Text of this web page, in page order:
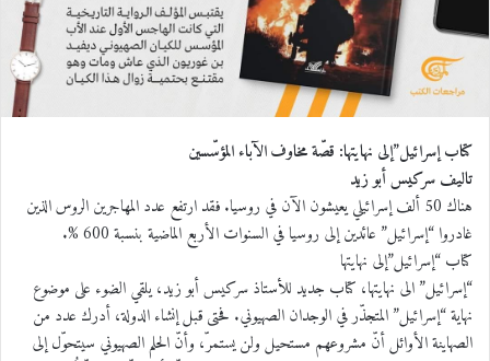
ك
د
إ
ن
b
r
ي
ر
ي
س
ت
d
i
t
ا
ب
كتاب إسرائيل”إلى نهايتها: قصّة مخاوف الآباء المؤسّسين
تاليف سركيس أبو زيد
هناك 50 ألف إسرائيلي يعيشون الآن في روسيا. فقد ارتفع عدد المهاجرين الروس الذين
غادروا “إسرائيل” عائدين إلى روسيا في السنوات الأربع الماضية بنسبة 600 %.
كتاب “إسرائيل”إلى نهايتها
“إسرائيل” الى نهايتها، كتاب جديد للأستاذ سركيس أبو زيد، يلقي الضوء على موضوع
نهاية “إسرائيل” المتجذّر في الوجدان الصهيوني. فحتى قبل إنشاء الدولة، أدرك عدد من
الصهاينة الأوائل أنّ مشروعهم مستحيل ولن يستمرّ، وأنّ الحلم الصهيوني سيتحوّل إلى